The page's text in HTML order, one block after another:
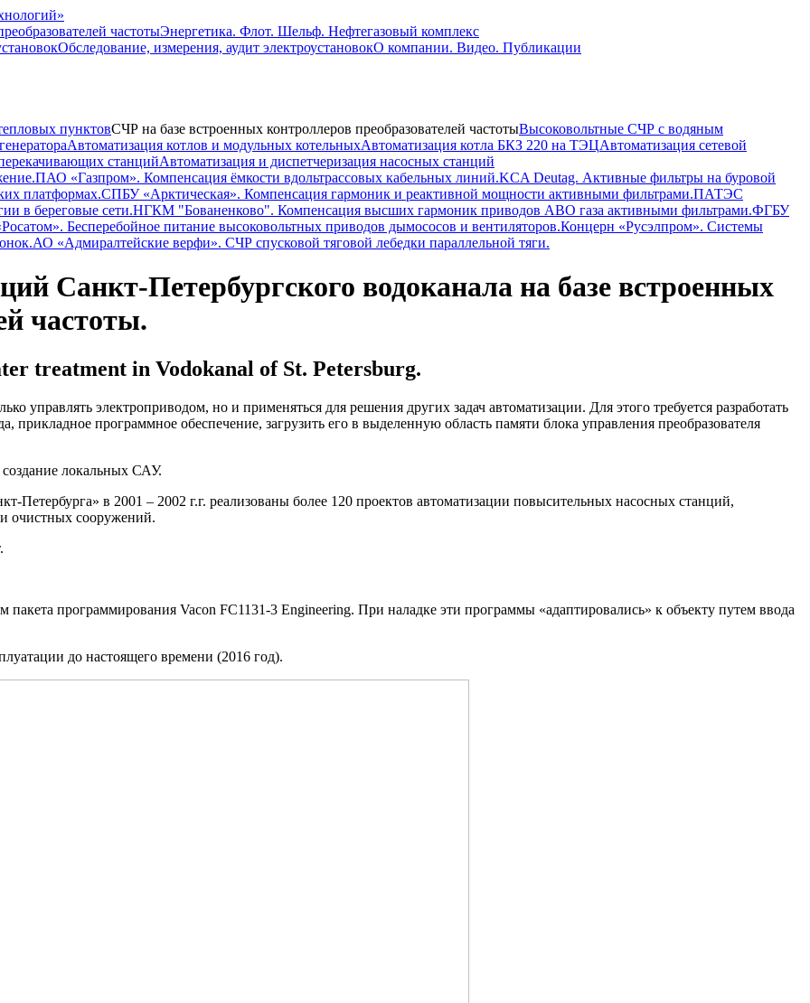
частотыЭнергетика. Флот. Шельф. Нефтегазовый комплекс
Обследование, измерения, аудит электроустановокО компании. Видео. Публикации
пунктовCЧР на базе встроенных контроллеров преобразователей частотыВысоковольтные СЧР с водяным
Автоматизация котлов и модульных котельныхАвтоматизация котла БКЗ 220 на ТЭЦАвтоматизация сетевой
станцийАвтоматизация и диспетчеризация насосных станций
ПАО «Газпром». Компенсация ёмкости вдольтрассовых кабельных линий.KCA Deutag. Активные фильтры на буровой
платформах.СПБУ «Арктическая». Компенсация гармоник и реактивной мощности активными фильтрами.ПАТЭС
в береговые сети.НГКМ "Бованенково". Компенсация высших гармоник приводов АВО газа активными фильтрами.ФГБУ
Бесперебойное питание высоковольтных приводов дымососов и вентиляторов.Концерн «Русэлпром». Системы
АО «Адмиралтейские верфи». СЧР спусковой тяговой лебедки параллельной тяги.
Санкт-Петербургского водоканала на базе встроенных
частоты.
treatment in Vodokanal of St. Petersburg.
управлять электроприводом, но и применяться для решения других задач автоматизации. Для этого требуется разработать
прикладное программное обеспечение, загрузить его в выделенную область памяти блока управления преобразователя
локальных САУ.
в 2001 – 2002 г.г. реализованы более 120 проектов автоматизации повысительных насосных станций,
очистных сооружений.
программирования Vacon FC1131-3 Engineering. При наладке эти программы «адаптировались» к объекту путем ввода
до настоящего времени (2016 год).